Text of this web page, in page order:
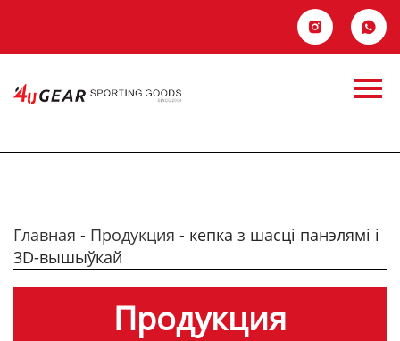
 
О Hас Продукция
Главная - Продукция - кепка з шасці панэлямі і
3D-вышыўкай
Продукция